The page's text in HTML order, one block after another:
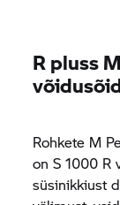
R pluss
Rohkete M
onS 1000 R
süsinikkiust